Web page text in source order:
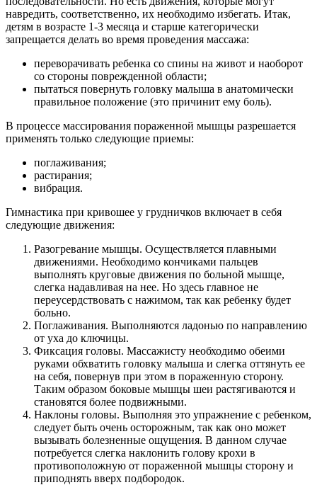
навредить, соответственно, их необходимо избегать. Итак,
детям в возрасте 1-3 месяца и старше категорически
запрещается делать во время проведения массажа:
переворачивать ребенка со спины на живот и наоборот
со стороны поврежденной области;
пытаться повернуть головку малыша в анатомически
правильное положение (это причинит ему боль).
В процессе массирования пораженной мышцы разрешается
применять только следующие приемы:
поглаживания;
растирания;
вибрация.
Гимнастика при кривошее у грудничков включает в себя
следующие движения:
Разогревание мышцы. Осуществляется плавными
движениями. Необходимо кончиками пальцев
выполнять круговые движения по больной мышце,
слегка надавливая на нее. Но здесь главное не
переусердствовать с нажимом, так как ребенку будет
больно.
Поглаживания. Выполняются ладонью по направлению
от уха до ключицы.
Фиксация головы. Массажисту необходимо обеими
руками обхватить головку малыша и слегка оттянуть ее
на себя, повернув при этом в пораженную сторону.
Таким образом боковые мышцы шеи растягиваются и
становятся более подвижными.
Наклоны головы. Выполняя это упражнение с ребенком,
следует быть очень осторожным, так как оно может
вызывать болезненные ощущения. В данном случае
потребуется слегка наклонить голову крохи в
противоположную от пораженной мышцы сторону и
приподнять вверх подбородок.